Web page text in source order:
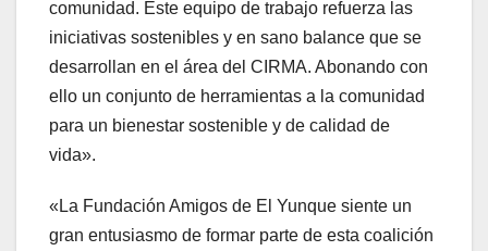
comunidad. Este equipo de trabajo refuerza las
iniciativas sostenibles y en sano balance que se
desarrollan en el área del CIRMA. Abonando con
ello un conjunto de herramientas a la comunidad
para un bienestar sostenible y de calidad de
vida».
«La Fundación Amigos de El Yunque siente un
gran entusiasmo de formar parte de esta coalición